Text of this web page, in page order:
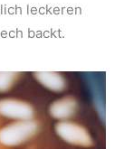
leckeren
backt.